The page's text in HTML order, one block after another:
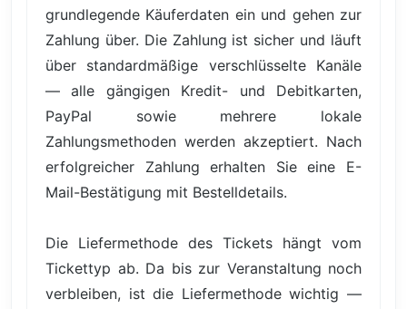
grundlegende Käuferdaten ein und gehen zur
Zahlung über. Die Zahlung ist sicher und läuft
über standardmäßige verschlüsselte Kanäle
— alle gängigen Kredit- und Debitkarten,
PayPal sowie mehrere lokale
Zahlungsmethoden werden akzeptiert. Nach
erfolgreicher Zahlung erhalten Sie eine E-
Mail-Bestätigung mit Bestelldetails.
Die Liefermethode des Tickets hängt vom
Tickettyp ab. Da bis zur Veranstaltung noch
verbleiben, ist die Liefermethode wichtig —